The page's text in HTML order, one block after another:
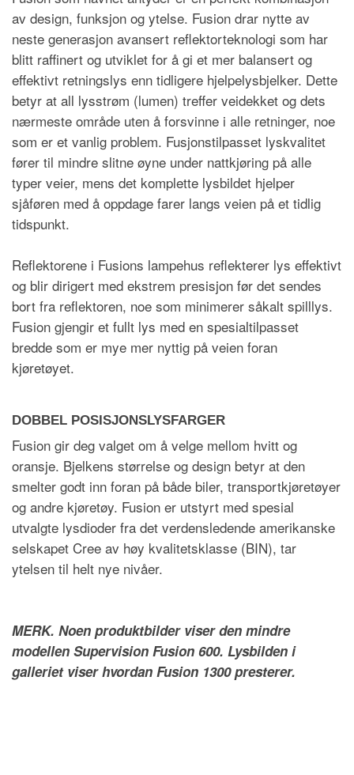
av design, funksjon og ytelse. Fusion drar nytte av
neste generasjon avansert reflektorteknologi som har
blitt raffinert og utviklet for å gi et mer balansert og
effektivt retningslys enn tidligere hjelpelysbjelker. Dette
betyr at all lysstrøm (lumen) treffer veidekket og dets
nærmeste område uten å forsvinne i alle retninger, noe
som er et vanlig problem. Fusjonstilpasset lyskvalitet
fører til mindre slitne øyne under nattkjøring på alle
typer veier, mens det komplette lysbildet hjelper
sjåføren med å oppdage farer langs veien på et tidlig
tidspunkt.
Reflektorene i Fusions lampehus reflekterer lys effektivt
og blir dirigert med ekstrem presisjon før det sendes
bort fra reflektoren, noe som minimerer såkalt spilllys.
Fusion gjengir et fullt lys med en spesialtilpasset
bredde som er mye mer nyttig på veien foran
kjøretøyet.
DOBBEL POSISJONSLYSFARGER
Fusion gir deg valget om å velge mellom hvitt og
oransje. Bjelkens størrelse og design betyr at den
smelter godt inn foran på både biler, transportkjøretøyer
og andre kjøretøy. Fusion er utstyrt med spesial
utvalgte lysdioder fra det verdensledende amerikanske
selskapet Cree av høy kvalitetsklasse (BIN), tar
ytelsen til helt nye nivåer.
MERK. Noen produktbilder viser den mindre
modellen Supervision Fusion 600. Lysbilden i
galleriet viser hvordan Fusion 1300 presterer.